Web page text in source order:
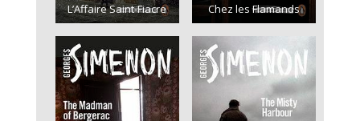
L’Affaire Saint-Fiacre Chez les Flamands